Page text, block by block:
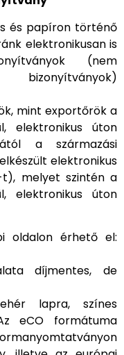
és papíron történő
elektronikusan is
(nem
bizonyítványok)
mint exportőrök a
elektronikus úton
a származási
elektronikus
t), melyet szintén a
elektronikus úton
oldalon érhető el:
díjmentes, de
lapra, színes
eCO formátuma